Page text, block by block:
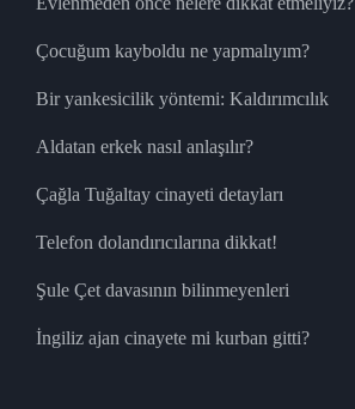
Çocuğum kayboldu ne yapmalıyım?
Bir yankesicilik yöntemi: Kaldırımcılık
Aldatan erkek nasıl anlaşılır?
Çağla Tuğaltay cinayeti detayları
Telefon dolandırıcılarına dikkat!
Şule Çet davasının bilinmeyenleri
İngiliz ajan cinayete mi kurban gitti?